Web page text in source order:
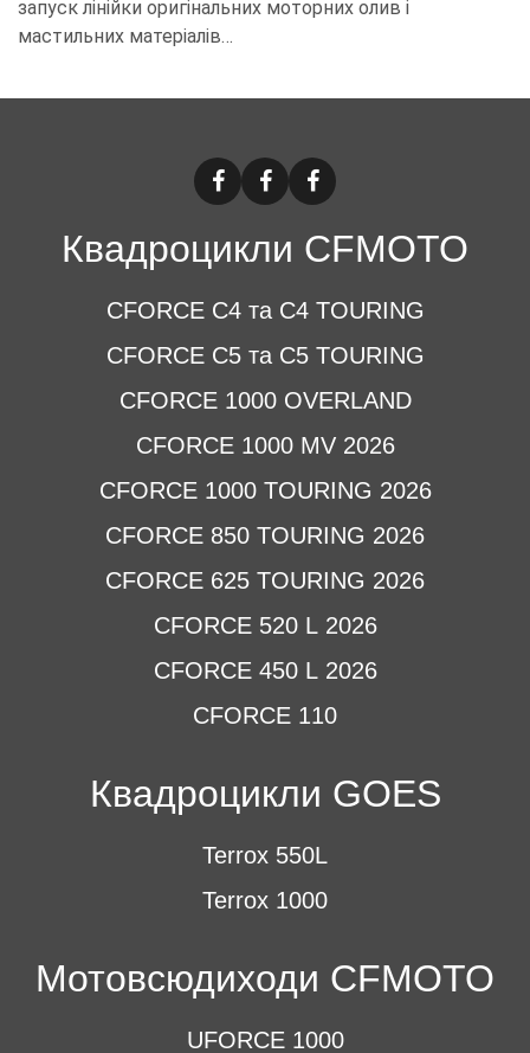
запуск лінійки оригінальних моторних олив і
мастильних матеріалів…
Квадроцикли CFMOTO
CFORCE C4 та C4 TOURING
CFORCE C5 та C5 TOURING
CFORCE 1000 OVERLAND
CFORCE 1000 MV 2026
CFORCE 1000 TOURING 2026
CFORCE 850 TOURING 2026
CFORCE 625 TOURING 2026
CFORCE 520 L 2026
CFORCE 450 L 2026
CFORCE 110
Квадроцикли GOES
Terrox 550L
Terrox 1000
Мотовсюдиходи CFMOTO
UFORCE 1000